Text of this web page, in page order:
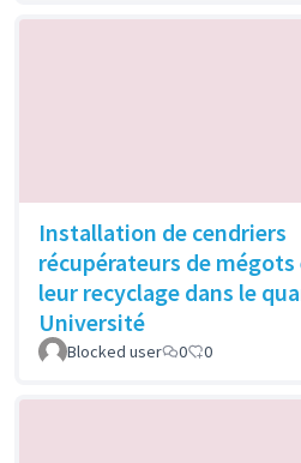
Installation de cendriers
récupérateurs de mégots
leur recyclage dans le
Université
Blocked user 0 0